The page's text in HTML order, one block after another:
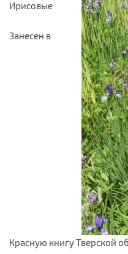
Ирисовые
Занесен в
Красную книгу Тверской